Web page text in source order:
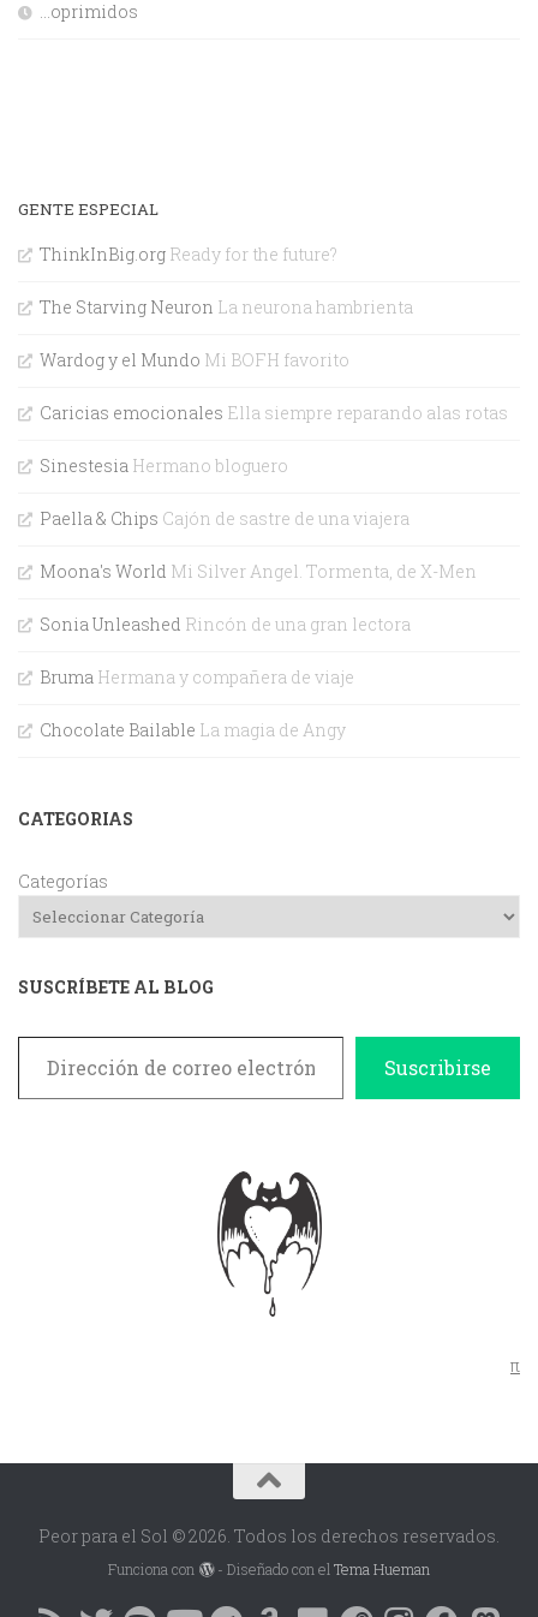
…oprimidos
GENTE ESPECIAL
ThinkInBig.org Ready for the future?
The Starving Neuron La neurona hambrienta
Wardog y el Mundo Mi BOFH favorito
Caricias emocionales Ella siempre reparando alas rotas
Sinestesia Hermano bloguero
Paella & Chips Cajón de sastre de una viajera
Moona's World Mi Silver Angel. Tormenta, de X-Men
Sonia Unleashed Rincón de una gran lectora
Bruma Hermana y compañera de viaje
Chocolate Bailable La magia de Angy
CATEGORIAS
Categorías
SUSCRÍBETE AL BLOG
Dirección de correo electrónico
Suscribirse
π
Peor para el Sol © 2026. Todos los derechos reservados.
Funciona con - Diseñado con el Tema Hueman